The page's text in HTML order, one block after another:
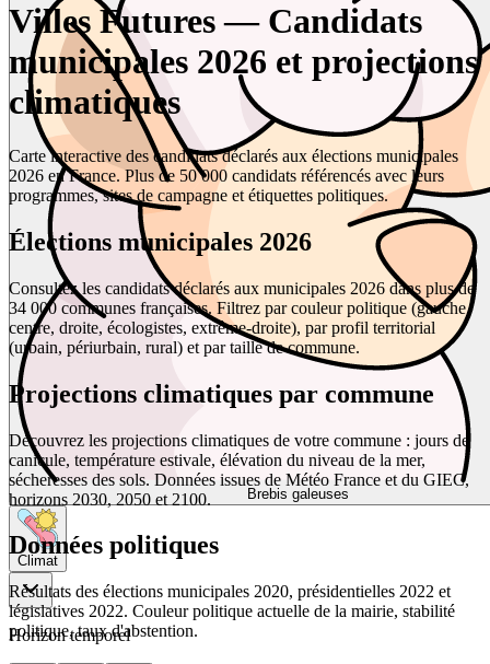
Brebis galeuses
Climat
Horizon temporel
Villes Futures — Candidats
municipales 2026 et projections
climatiques
Carte interactive des candidats déclarés aux élections municipales
2026 en France. Plus de 50 000 candidats référencés avec leurs
programmes, sites de campagne et étiquettes politiques.
Élections municipales 2026
Consultez les candidats déclarés aux municipales 2026 dans plus de
34 000 communes françaises. Filtrez par couleur politique (gauche,
centre, droite, écologistes, extrême-droite), par profil territorial
(urbain, périurbain, rural) et par taille de commune.
Projections climatiques par commune
Découvrez les projections climatiques de votre commune : jours de
canicule, température estivale, élévation du niveau de la mer,
sécheresses des sols. Données issues de Météo France et du GIEC,
horizons 2030, 2050 et 2100.
Données politiques
Résultats des élections municipales 2020, présidentielles 2022 et
législatives 2022. Couleur politique actuelle de la mairie, stabilité
politique, taux d'abstention.